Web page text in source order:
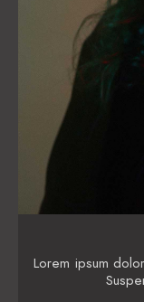
Lorem ipsum